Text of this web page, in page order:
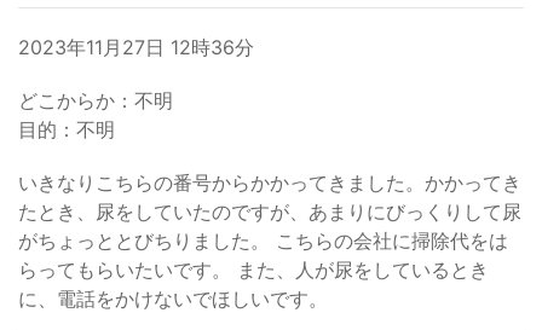
2023年11月27日 12時36分
どこからか：不明
目的：不明
いきなりこちらの番号からかかってきました。かかってき
たとき、尿をしていたのですが、あまりにびっくりして尿
がちょっととびちりました。 こちらの会社に掃除代をは
らってもらいたいです。 また、人が尿をしているとき
に、電話をかけないでほしいです。